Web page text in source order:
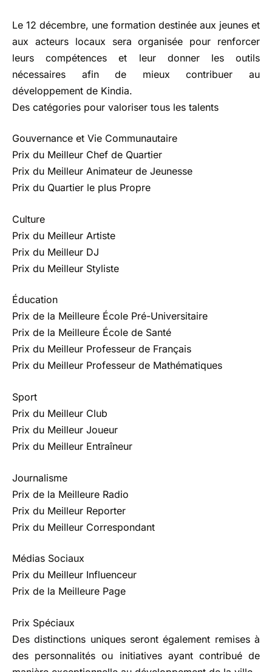
Le 12 décembre, une formation destinée aux jeunes et
aux acteurs locaux sera organisée pour renforcer
leurs compétences et leur donner les outils
nécessaires afin de mieux contribuer au
développement de Kindia.
Des catégories pour valoriser tous les talents
Gouvernance et Vie Communautaire
Prix du Meilleur Chef de Quartier
Prix du Meilleur Animateur de Jeunesse
Prix du Quartier le plus Propre
Culture
Prix du Meilleur Artiste
Prix du Meilleur DJ
Prix du Meilleur Styliste
Éducation
Prix de la Meilleure École Pré-Universitaire
Prix de la Meilleure École de Santé
Prix du Meilleur Professeur de Français
Prix du Meilleur Professeur de Mathématiques
Sport
Prix du Meilleur Club
Prix du Meilleur Joueur
Prix du Meilleur Entraîneur
Journalisme
Prix de la Meilleure Radio
Prix du Meilleur Reporter
Prix du Meilleur Correspondant
Médias Sociaux
Prix du Meilleur Influenceur
Prix de la Meilleure Page
Prix Spéciaux
Des distinctions uniques seront également remises à
des personnalités ou initiatives ayant contribué de